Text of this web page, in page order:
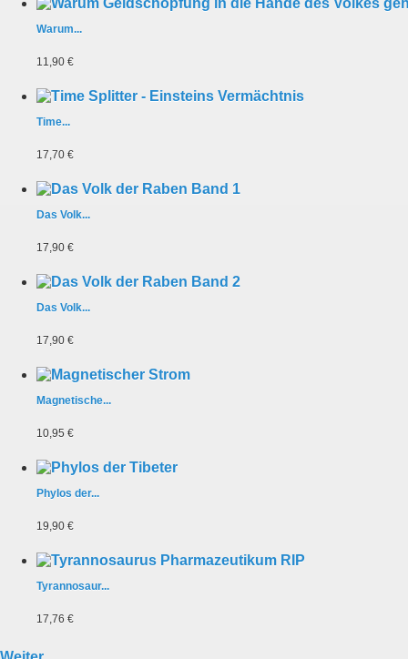
Warum...
11,90 €
Time...
17,70 €
Das Volk...
17,90 €
Das Volk...
17,90 €
Magnetische...
10,95 €
Phylos der...
19,90 €
Tyrannosaur...
17,76 €